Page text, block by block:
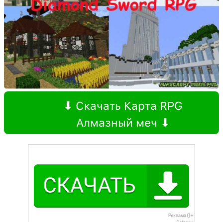
⬇ Скачать Карта RPG
Алмазный меч ⬇